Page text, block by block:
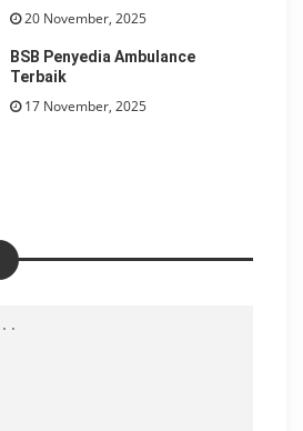
20 November, 2025
BSB Penyedia Ambulance
Terbaik
17 November, 2025